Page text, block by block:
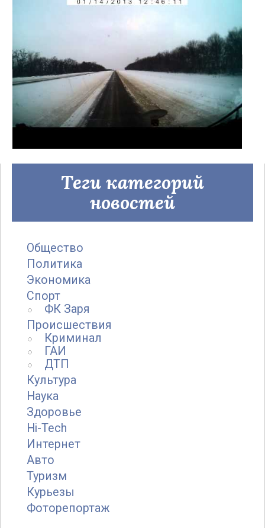
Теги категорий
новостей
Общество
Политика
Экономика
Спорт
ФК Заря
Происшествия
Криминал
ГАИ
ДТП
Культура
Наука
Здоровье
Hi-Tech
Интернет
Авто
Туризм
Курьезы
Фоторепортаж